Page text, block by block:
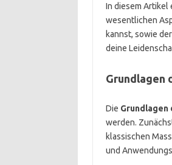
In diesem Artikel
wesentlichen
kannst, sowie
deine
Grundlagen
Die Grundlagen
werden.
klassischen
und